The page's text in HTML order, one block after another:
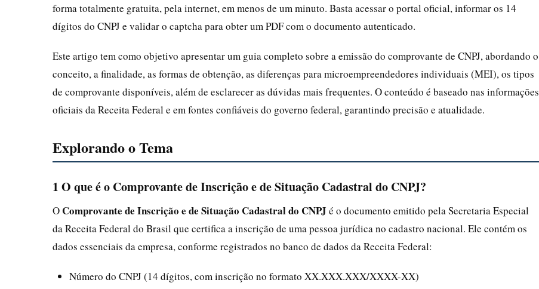
forma totalmente gratuita, pela internet, em menos de um minuto. Basta acessar o portal oficial, informar os 14
dígitos do CNPJ e validar o captcha para obter um PDF com o documento autenticado.
Este artigo tem como objetivo apresentar um guia completo sobre a emissão do comprovante de CNPJ, abordando o
conceito, a finalidade, as formas de obtenção, as diferenças para microempreendedores individuais (MEI), os tipos
de comprovante disponíveis, além de esclarecer as dúvidas mais frequentes. O conteúdo é baseado nas informações
oficiais da Receita Federal e em fontes confiáveis do governo federal, garantindo precisão e atualidade.
Explorando o Tema
1 O que é o Comprovante de Inscrição e de Situação Cadastral do CNPJ?
O Comprovante de Inscrição e de Situação Cadastral do CNPJ é o documento emitido pela Secretaria Especial
da Receita Federal do Brasil que certifica a inscrição de uma pessoa jurídica no cadastro nacional. Ele contém os
dados essenciais da empresa, conforme registrados no banco de dados da Receita Federal:
Número do CNPJ (14 dígitos, com inscrição no formato XX.XXX.XXX/XXXX-XX)